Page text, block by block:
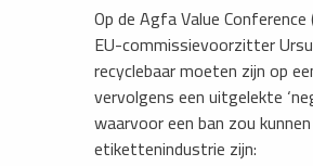
Op de Agfa Value
EU-commissievoorzitter
recyclebaar moeten zijn op
vervolgens een uitgelekte
waarvoor een ban zou
etikettenindustrie zijn: